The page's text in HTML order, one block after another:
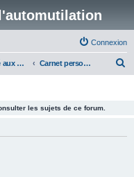
Connexion
Réservé aux membres Carnet personnel
les sujets de ce forum.